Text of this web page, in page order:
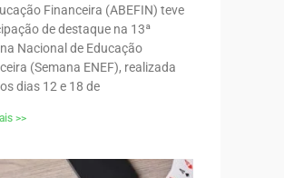
Financeira (ABEFIN) teve
de destaque na 13ª
Nacional de Educação
(Semana ENEF), realizada
dias 12 e 18 de
>>